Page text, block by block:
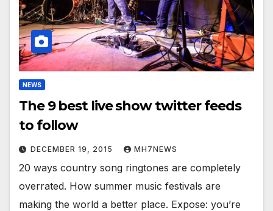
NEWS
The 9 best live show twitter feeds
to follow
DECEMBER 19, 2015 MH7NEWS
20 ways country song ringtones are completely
overrated. How summer music festivals are
making the world a better place. Expose: you’re